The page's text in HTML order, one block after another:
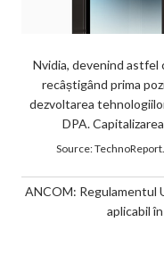
Nvidia, devenind astfel
recâștigând prima
dezvoltarea
DPA.
Source:
ANCOM: Regulamentul
aplicabil